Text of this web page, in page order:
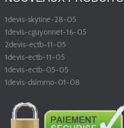
1devis-skyline-28-05
1devis-cguyonnet-16-05
2devis-ectb-11-05
1devis-ectb-11-05
1devis-ectb-05-05
1devis-dsimmo-01-08